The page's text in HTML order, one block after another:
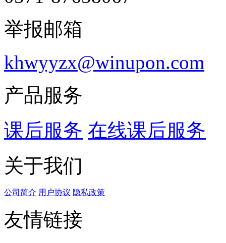
举报邮箱
khwyyzx@winupon.com
产品服务
课后服务 在线课后服务
关于我们
公司简介 用户协议 隐私政策
友情链接